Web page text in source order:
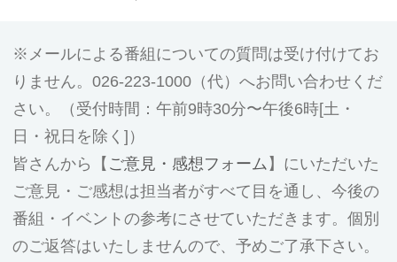
メールによる番組についての質問は受け付けてお
りません。026-223-1000（代）へお問い合わせくだ
さい。（受付時間：午前9時30分〜午後6時[土・
日・祝日を除く]）
皆さんから【 ご意見・感想フォーム 】にいただいた
ご意見・ご感想は担当者がすべて目を通し、今後の
番組・イベントの参考にさせていただきます。個別
のご返答はいたしませんので、予めご了承下さい。